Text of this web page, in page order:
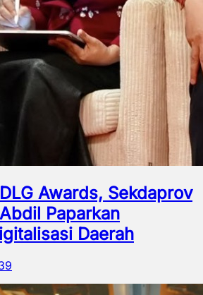
Awards, Sekdaprov
Paparkan
Daerah